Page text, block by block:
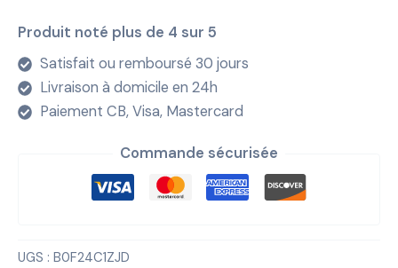
Produit noté plus de 4 sur 5
Satisfait ou remboursé 30 jours
Livraison à domicile en 24h
Paiement CB, Visa, Mastercard
Commande sécurisée
UGS : B0F24C1ZJD